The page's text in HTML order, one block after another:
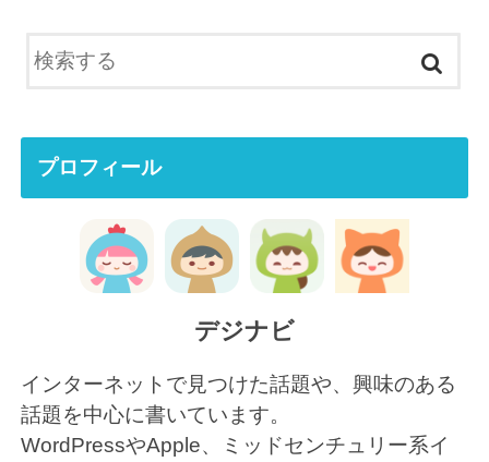
プロフィール
デジナビ
インターネットで見つけた話題や、興味のある
話題を中心に書いています。
WordPressやApple、ミッドセンチュリー系イ